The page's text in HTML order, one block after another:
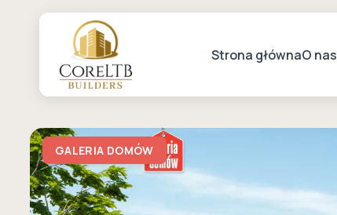
Strona głównaO nas
GALERIA DOMÓW